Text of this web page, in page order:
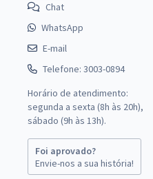
Chat
WhatsApp
E-mail
Telefone: 3003-0894
Horário de atendimento:
segunda a sexta (8h às 20h),
sábado (9h às 13h).
Foi aprovado?
Envie-nos a sua história!